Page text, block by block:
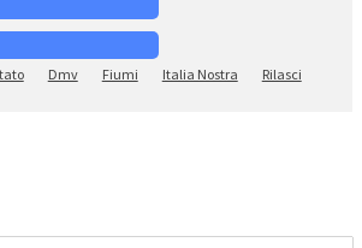
Dmv Fiumi Italia Nostra Rilasci